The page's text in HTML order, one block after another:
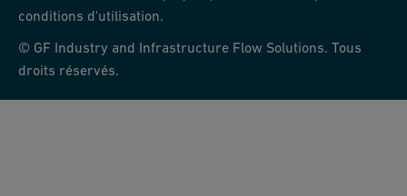
conditions d'utilisation.
© GF Industry and Infrastructure Flow Solutions. Tous
droits réservés.